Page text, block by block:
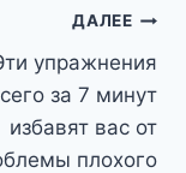
ДАЛЕЕ
упражнения
за 7 минут
избавят вас от
плохого